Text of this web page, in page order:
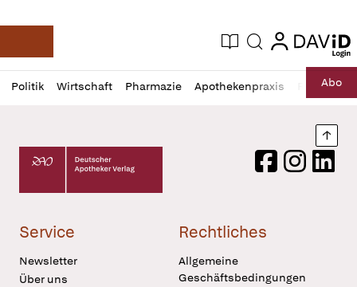
Deutsche Apotheker Zeitung
Aktuelle Ausgabe
Suche login
login
Politik Wirtschaft Pharmazie Apothekenpraxis RechtAbo
Profil
öffnen
Daz
Pur
Deutscher Apotheker Verlag Logo
FacebookInstagram
Service
Newsletter
Über uns
Rechtliches
Allgemeine
Geschäftsbedingungen